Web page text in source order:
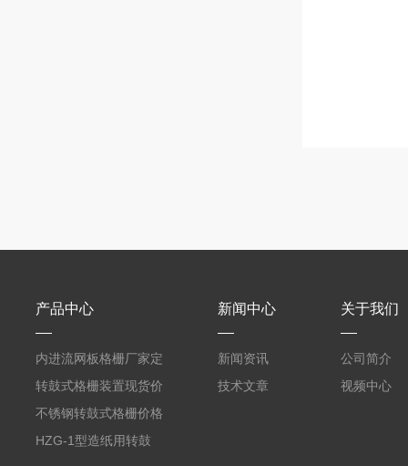
产品中心
内进流网板格栅厂家定
制
转鼓式格栅装置现货价
格
不锈钢转鼓式格栅价格
HZG-1型造纸用转鼓
新闻中心
新闻资讯
技术文章
关于我们
公司简介
视频中心